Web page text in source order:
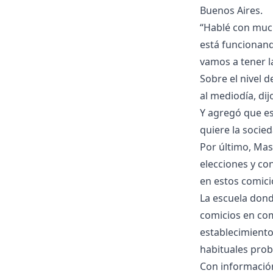
Buenos Aires.
“Hablé con
está
vamos a tener
Sobre el nivel
al mediodía,
Y agregó que
quiere la
Por último,
elecciones y
en estos
La escuela
comicios en
habituales
Con